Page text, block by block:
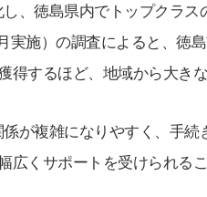
、徳島県内でトップクラス
実施）の調査によると、徳
得するほど、地域から大き
が複雑になりやすく、手
くサポートを受けられるこ